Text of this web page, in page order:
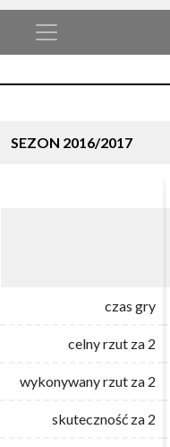
SEZON 2016/2017
czas gry
celny rzut za 2
wykonywany rzut za 2
skuteczność za 2
czas gry
celny rzut za 2
wykonywany rzut za 2
skuteczność za 2